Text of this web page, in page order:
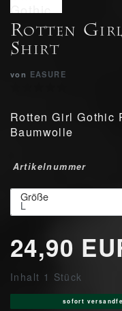
Rotten
Shirt
von EASURE
Rotten Girl Gothic
Baumwolle
Artikelnummer
Größe
24,90
Inhalt 1 Stück
sofort